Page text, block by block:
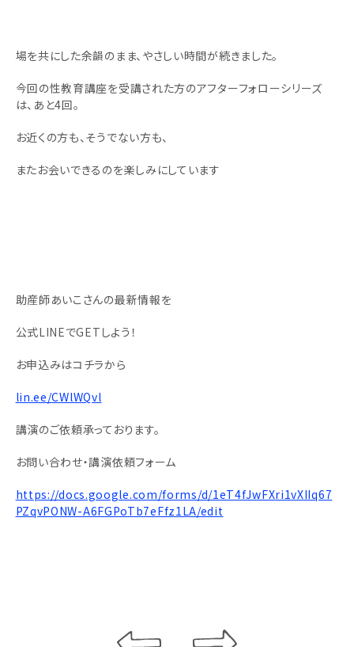
場を共にした余韻のまま、やさしい時間が続きました。
今回の性教育講座を受講された方のアフターフォローシリーズ
は、あと4回。
お近くの方も、そうでない方も、
またお会いできるのを楽しみにしています
助産師あいこさんの最新情報を
公式LINEでGETしよう！
お申込みはコチラから
lin.ee/CWlWQvl
講演のご依頼承っております。
お問い合わせ・講演依頼フォーム
https://docs.google.com/forms/d/1eT4fJwFXri1vXIIq67
PZqvPONW-A6FGPoTb7eFfz1LA/edit